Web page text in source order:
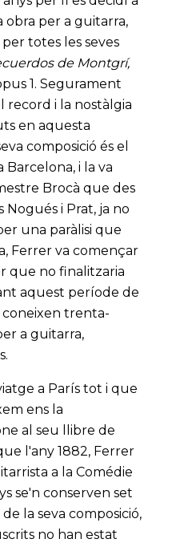
obra per a guitarra,
totes les seves
de Montgrí,
1. Segurament
i la nostàlgia
en aquesta
composició és el
Barcelona, i la va
Brocà que des
Nogués i Prat, ja no
una paràlisi que
Ferrer va començar
que no finalitzaria
aquest període de
coneixen trenta-
a guitarra,
a París tot i que
ens la
al seu llibre de
l'any 1882, Ferrer
a la Comédie
se'n conserven set
la seva composició,
no han estat